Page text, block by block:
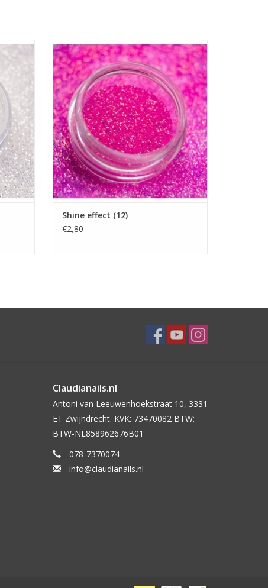
Shine effect (12)
Nailart glitters
Showroom
Nagelproducten
Prijzen zijn incl. BTW
TOEVOEGEN AAN WINKELWAGEN
Shine effect (12)
€2,80
Claudianails.nl
Antoni van Leeuwenhoekstraat 10, 3331
ET Zwijndrecht. KVK: 73470082 BTW:
BTW-NL858962676B01
078-7370074
info@claudianails.nl